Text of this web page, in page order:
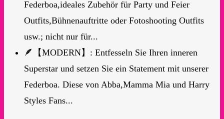
Federboa,ideales Zubehör für Party und Feier
Outfits,Bühnenauftritte oder Fotoshooting Outfits
usw.; nicht nur für...
🪶【MODERN】: Entfesseln Sie Ihren inneren
Superstar und setzen Sie ein Statement mit unserer
Federboa. Diese von Abba,Mamma Mia und Harry
Styles Fans...